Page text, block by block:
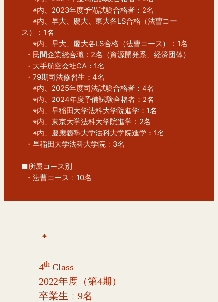
※内、2023年度予備試験合格者：2名
※内、早大、慶大、東大各LS合格（法曹コー
ス）：1名
※内、早大、慶大各LS合格（法曹コース）：1名
  ・民間企業総合職：2名（資源開発系、経済団体）
  ・大手航空会社CA：1名
  ・79期司法修習生：4名
※内、2025年度司法試験合格者：4名
※内、2024年度予備試験合格者：2名
※内、早稲田大学法科大学院進学：1名
  　※内、東京大学法科大学院進学：2名
※内、慶應義塾大学法科大学院進学：1名
  ・早稲田大学法科大学院：3名
■所属コース別
  ・法曹コース：10名
＊
4thClass
2022年度（第4期）
卒業生：9名